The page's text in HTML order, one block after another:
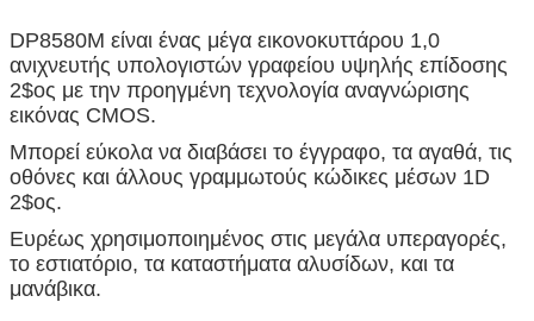
DP8580M είναι ένας μέγα εικονοκυττάρου 1,0
ανιχνευτής υπολογιστών γραφείου υψηλής επίδοσης
2$ος με την προηγμένη τεχνολογία αναγνώρισης
εικόνας CMOS.
Μπορεί εύκολα να διαβάσει το έγγραφο, τα αγαθά, τις
οθόνες και άλλους γραμμωτούς κώδικες μέσων 1D
2$ος.
Ευρέως χρησιμοποιημένος στις μεγάλα υπεραγορές,
το εστιατόριο, τα καταστήματα αλυσίδων, και τα
μανάβικα.